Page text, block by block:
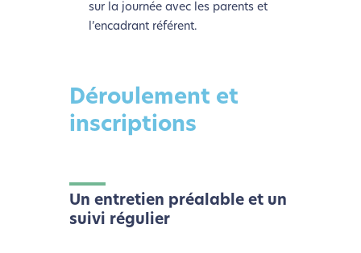
sur la journée avec les parents et
l’encadrant référent.
Déroulement et
inscriptions
Un entretien préalable et un
suivi régulier